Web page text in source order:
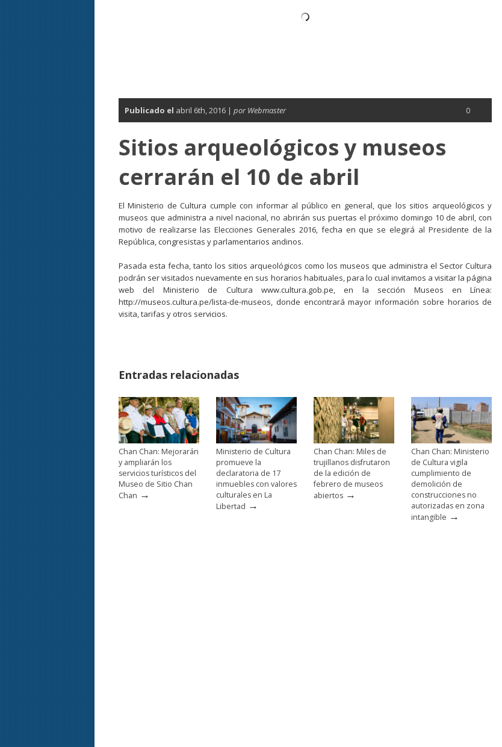
Publicado el abril 6th, 2016 | por Webmaster 0
Sitios arqueológicos y museos
cerrarán el 10 de abril
El Ministerio de Cultura cumple con informar al público en general, que los sitios arqueológicos y
museos que administra a nivel nacional, no abrirán sus puertas el próximo domingo 10 de abril, con
motivo de realizarse las Elecciones Generales 2016, fecha en que se elegirá al Presidente de la
República, congresistas y parlamentarios andinos.
Pasada esta fecha, tanto los sitios arqueológicos como los museos que administra el Sector Cultura
podrán ser visitados nuevamente en sus horarios habituales, para lo cual invitamos a visitar la página
web del Ministerio de Cultura www.cultura.gob.pe, en la sección Museos en Línea:
http://museos.cultura.pe/lista-de-museos, donde encontrará mayor información sobre horarios de
visita, tarifas y otros servicios.
Entradas relacionadas
Chan Chan: Mejorarán
y ampliarán los
servicios turísticos del
Museo de Sitio Chan
Chan →
Ministerio de Cultura
promueve la
declaratoria de 17
inmuebles con valores
culturales en La
Libertad →
Chan Chan: Miles de
trujillanos disfrutaron
de la edición de
febrero de museos
abiertos →
Chan Chan: Ministerio
de Cultura vigila
cumplimiento de
demolición de
construcciones no
autorizadas en zona
intangible →